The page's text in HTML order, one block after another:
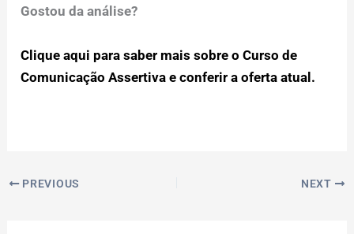
Gostou da análise?
Clique aqui para saber mais sobre o Curso de
Comunicação Assertiva e conferir a oferta atual.
PREVIOUS NEXT